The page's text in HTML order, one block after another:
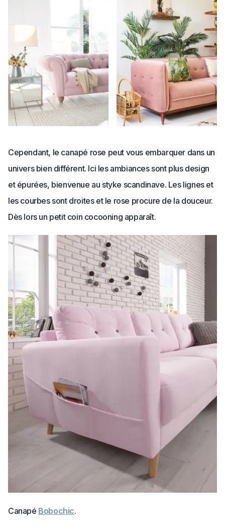
Cependant, le canapé rose peut vous embarquer dans un
univers bien différent. Ici les ambiances sont plus design
et épurées, bienvenue au styke scandinave. Les lignes et
les courbes sont droites et le rose procure de la douceur.
Dès lors un petit coin cocooning apparaît.
Canapé Bobochic.